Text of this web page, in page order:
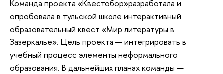
Команда проекта «Квестобор»разработала и
опробовала в тульской школе интерактивный
образовательный квест «Мир литературы в
Зазеркалье». Цель проекта — интегрировать в
учебный процесс элементы неформального
образования. В дальнейших планах команды —